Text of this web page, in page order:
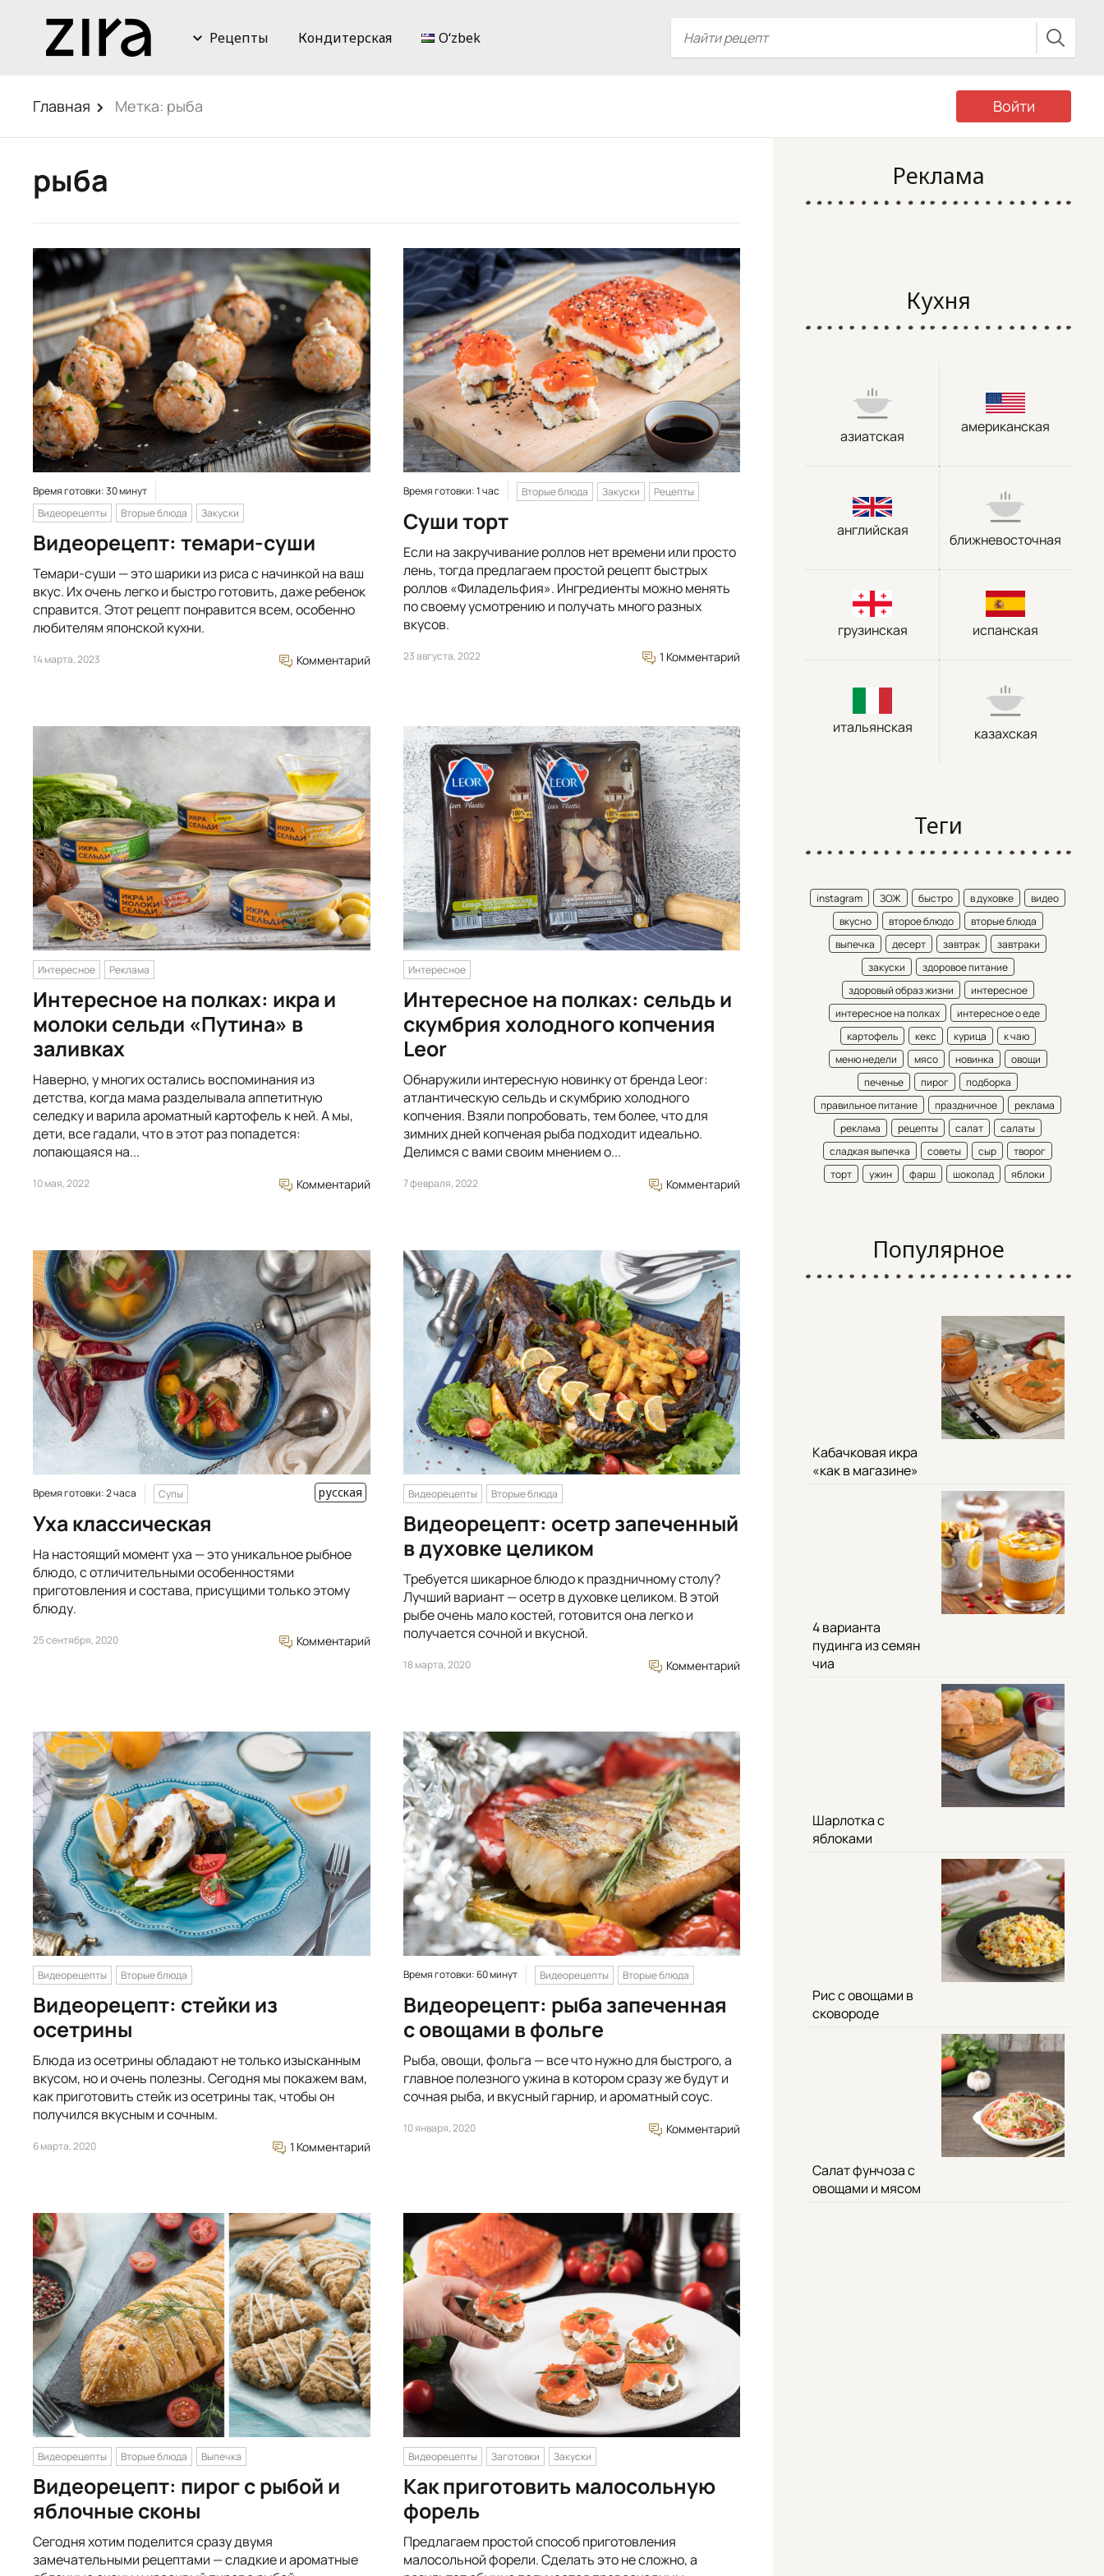
Рецепты Кондитерская Oʻzbek
Главная Метка: рыба Войти
рыба
Время готовки: 30 минут
Видеорецепты
Вторые блюда Закуски
Видеорецепт: темари-суши
Темари-суши — это шарики из риса с начинкой на ваш
вкус. Их очень легко и быстро готовить, даже ребенок
справится. Этот рецепт понравится всем, особенно
любителям японской кухни.
14 марта, 2023 Комментарий
Время готовки: 1 час Вторые блюда Закуски Рецепты
Суши торт
Если на закручивание роллов нет времени или просто
лень, тогда предлагаем простой рецепт быстрых
роллов «Филадельфия». Ингредиенты можно менять
по своему усмотрению и получать много разных
вкусов.
23 августа, 2022 1 Комментарий
Интересное Реклама
Интересное на полках: икра и
молоки сельди «Путина» в
заливках
Наверно, у многих остались воспоминания из
детства, когда мама разделывала аппетитную
селедку и варила ароматный картофель к ней. А мы,
дети, все гадали, что в этот раз попадется:
лопающаяся на...
10 мая, 2022 Комментарий
Интересное
Интересное на полках: сельдь и
скумбрия холодного копчения
Leor
Обнаружили интересную новинку от бренда Leor:
атлантическую сельдь и скумбрию холодного
копчения. Взяли попробовать, тем более, что для
зимних дней копченая рыба подходит идеально.
Делимся с вами своим мнением о...
7 февраля, 2022 Комментарий
Время готовки: 2 часа Супы русская
Уха классическая
На настоящий момент уха — это уникальное рыбное
блюдо, с отличительными особенностями
приготовления и состава, присущими только этому
блюду.
25 сентября, 2020 Комментарий
Видеорецепты Вторые блюда
Видеорецепт: осетр запеченный
в духовке целиком
Требуется шикарное блюдо к праздничному столу?
Лучший вариант — осетр в духовке целиком. В этой
рыбе очень мало костей, готовится она легко и
получается сочной и вкусной.
18 марта, 2020 Комментарий
Видеорецепты Вторые блюда
Видеорецепт: стейки из
осетрины
Блюда из осетрины обладают не только изысканным
вкусом, но и очень полезны. Сегодня мы покажем вам,
как приготовить стейк из осетрины так, чтобы он
получился вкусным и сочным.
6 марта, 2020 1 Комментарий
Время готовки: 60 минут Видеорецепты Вторые блюда
Видеорецепт: рыба запеченная
с овощами в фольге
Рыба, овощи, фольга — все что нужно для быстрого, а
главное полезного ужина в котором сразу же будут и
сочная рыба, и вкусный гарнир, и ароматный соус.
10 января, 2020 Комментарий
Видеорецепты Вторые блюда Выпечка
Видеорецепт: пирог с рыбой и
яблочные сконы
Сегодня хотим поделится сразу двумя
замечательными рецептами — сладкие и ароматные
Видеорецепты Заготовки Закуски
Как приготовить малосольную
форель
Предлагаем простой способ приготовления
малосольной форели. Сделать это не сложно, а
Реклама
Кухня
азиатская
американская
английская
ближневосточная
грузинская испанская
итальянская казахская
Теги
instagram ЗОЖ быстро в духовке
видео
вкусно
второе блюдо
вторые блюда
выпечка
десерт завтрак
завтраки
закуски
здоровое питание
здоровый образ жизни
интересное
интересное на полках
интересное о еде
картофель
кекс курица
к чаю
меню недели
мясо новинка
овощи
печенье
пирог
подборка
правильное питание
праздничное
реклама
реклама
рецепты салат
салаты
сладкая выпечка
советы сыр
творог
торт
ужин фарш шоколад яблоки
Популярное
Кабачковая икра
«как в магазине»
4 варианта
пудинга из семян
чиа
Шарлотка с
яблоками
Рис с овощами в
сковороде
Салат фунчоза с
овощами и мясом